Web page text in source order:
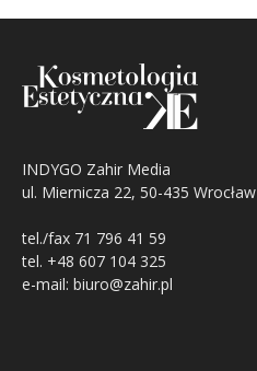
INDYGO Zahir Media
ul. Miernicza 22, 50-435 Wrocław
tel./fax 71 796 41 59
tel. +48 607 104 325
e-mail: biuro@zahir.pl